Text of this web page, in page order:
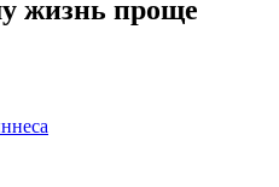
жизнь проще